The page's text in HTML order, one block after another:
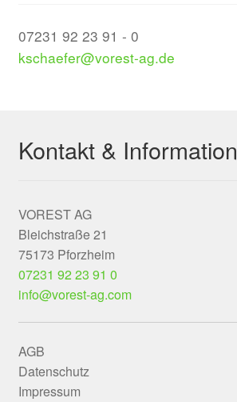
07231 92 23 91 - 0
kschaefer@vorest-ag.de
Kontakt &
VOREST AG
Bleichstraße 21
75173 Pforzheim
07231 92 23 91 0
info@vorest-ag.com
AGB
Datenschutz
Impressum